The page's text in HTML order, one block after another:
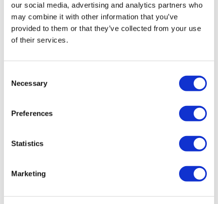
our social media, advertising and analytics partners who
may combine it with other information that you’ve
provided to them or that they’ve collected from your use
of their services.
Selection
Necessary
Preferences
Statistics
Marketing
Gastric Sleeve Türkei
Nasenkorrektur Türkei
Brustimplantate Türkei
Brustverkleinerung Türkei
Gynäkomastie Türkei
Veneers Türkei
Bariatrische Chirurgie Türkei
Brazilian Butt Lift Türkei
Hollywood Lächeln Türkei
Luna Klinik